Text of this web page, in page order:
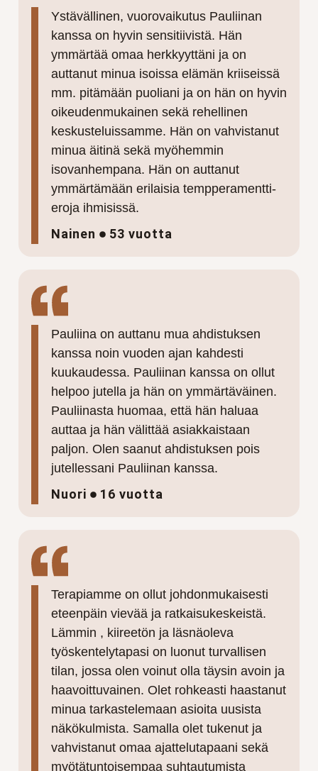
Ystävällinen, vuorovaikutus Pauliinan
kanssa on hyvin sensitiivistä. Hän
ymmärtää omaa herkkyyttäni ja on
auttanut minua isoissa elämän kriiseissä
mm. pitämään puoliani ja on hän on hyvin
oikeudenmukainen sekä rehellinen
keskusteluissamme. Hän on vahvistanut
minua äitinä sekä myöhemmin
isovanhempana. Hän on auttanut
ymmärtämään erilaisia tempperamentti-
eroja ihmisissä.
Nainen 53 vuotta
Pauliina on auttanu mua ahdistuksen
kanssa noin vuoden ajan kahdesti
kuukaudessa. Pauliinan kanssa on ollut
helpoo jutella ja hän on ymmärtäväinen.
Pauliinasta huomaa, että hän haluaa
auttaa ja hän välittää asiakkaistaan
paljon. Olen saanut ahdistuksen pois
jutellessani Pauliinan kanssa.
Nuori 16 vuotta
Terapiamme on ollut johdonmukaisesti
eteenpäin vievää ja ratkaisukeskeistä.
Lämmin , kiireetön ja läsnäoleva
työskentelytapasi on luonut turvallisen
tilan, jossa olen voinut olla täysin avoin ja
haavoittuvainen. Olet rohkeasti haastanut
minua tarkastelemaan asioita uusista
näkökulmista. Samalla olet tukenut ja
vahvistanut omaa ajattelutapaani sekä
myötätuntoisempaa suhtautumista